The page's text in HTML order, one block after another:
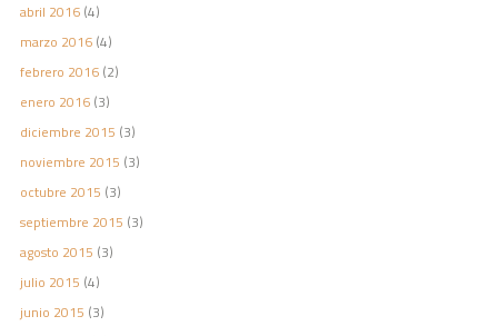
abril 2016(4)
marzo 2016(4)
febrero 2016(2)
enero 2016(3)
diciembre 2015 (3)
noviembre 2015 (3)
octubre 2015 (3)
septiembre 2015 (3)
agosto 2015 (3)
julio 2015 (4)
junio 2015 (3)